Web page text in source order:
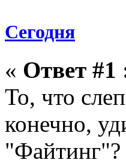
Сегодня
« Ответ #1
То, что
конечно,